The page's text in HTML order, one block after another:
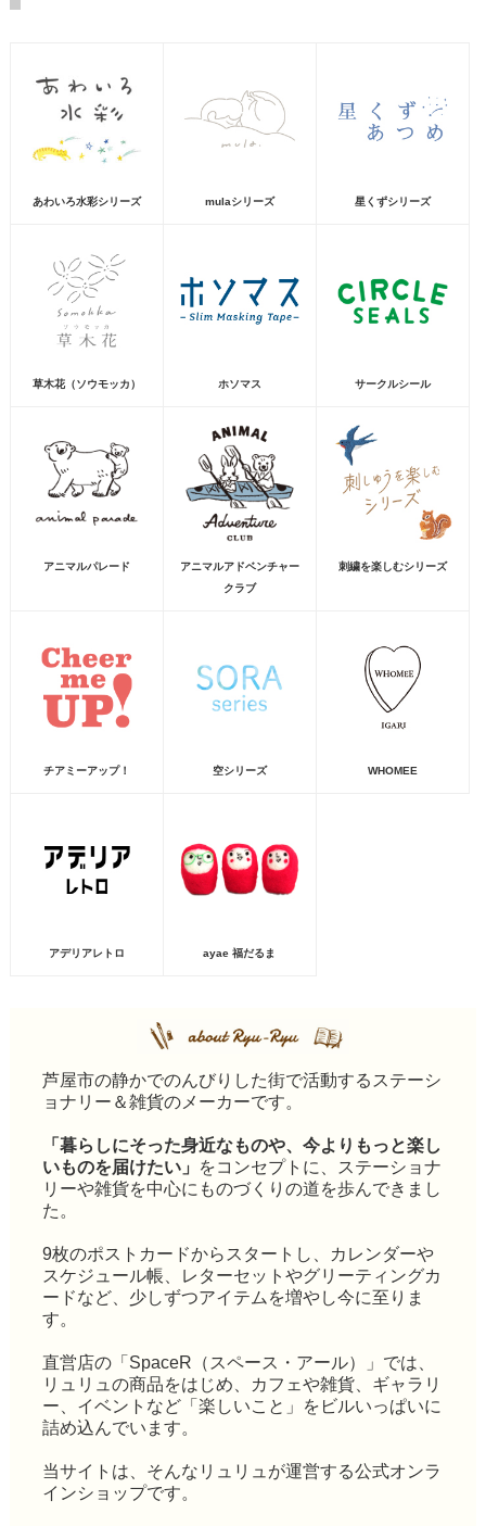
あわいろ水彩シリーズ mulaシリーズ 星くずシリーズ
草木花（ソウモッカ） ホソマス サークルシール
アニマルパレード
アニマルアドベンチャー
クラブ
刺繍を楽しむシリーズ
チアミーアップ！ 空シリーズ WHOMEE
アデリアレトロ ayae 福だるま
芦屋市の静かでのんびりした街で活動するステーシ
ョナリー＆雑貨のメーカーです。
「暮らしにそった身近なものや、今よりもっと楽し
いものを届けたい」
をコンセプトに、ステーショナ
リーや雑貨を中心にものづくりの道を歩んできまし
た。
9枚のポストカードからスタートし、カレンダーや
スケジュール帳、レターセットやグリーティングカ
ードなど、少しずつアイテムを増やし今に至りま
す。
直営店の「SpaceR（スペース・アール）」では、
リュリュの商品をはじめ、カフェや雑貨、ギャラリ
ー、イベントなど「楽しいこと」をビルいっぱいに
詰め込んでいます。
当サイトは、そんなリュリュが運営する公式オンラ
インショップです。